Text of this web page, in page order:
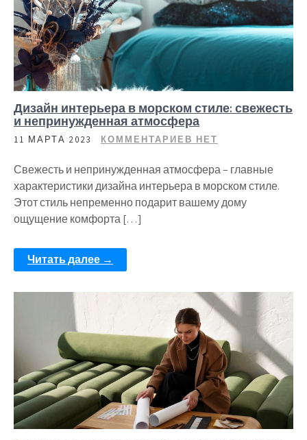
Дизайн интерьера в морском стиле: свежесть
и непринужденная атмосфера
11 МАРТА 2023 КОММЕНТАРИЕВ НЕТ
Свежесть и непринужденная атмосфера – главные
характеристики дизайна интерьера в морском стиле.
Этот стиль непременно подарит вашему дому
ощущение комфорта […]
Читать далее →